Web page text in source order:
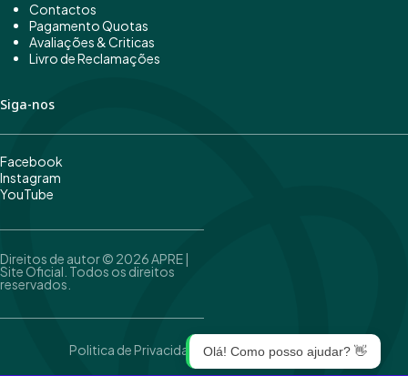
Contactos
Pagamento Quotas
Avaliações & Criticas
Livro de Reclamações
Siga-nos
Facebook
Instagram
YouTube
Direitos de autor © 2026 APRE |
Site Oficial. Todos os direitos
reservados.
Politica de PrivacidadeOlá! Como posso ajudar? 👋